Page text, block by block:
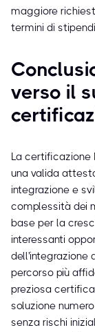
maggiore
termini di
verso il
La certificazione
una valida
integrazione e
complessità dei
base per la
interessanti
dell'integrazione
percorso più
preziosa
soluzione
senza rischi